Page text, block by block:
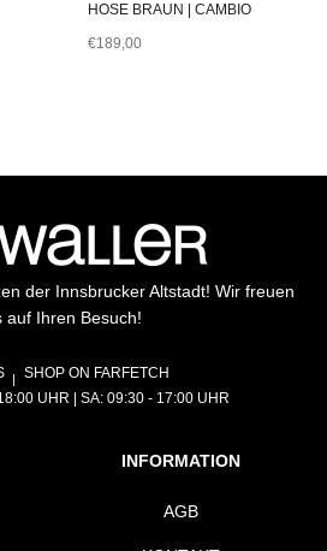
HOSE BRAUN | CAMBIO
€189,00
der Innsbrucker Altstadt! Wir freuen
auf Ihren Besuch!
SHOP ON FARFETCH
UHR | SA: 09:30 - 17:00 UHR
INFORMATION
AGB